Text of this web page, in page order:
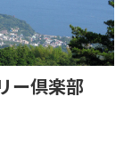
ー倶楽部